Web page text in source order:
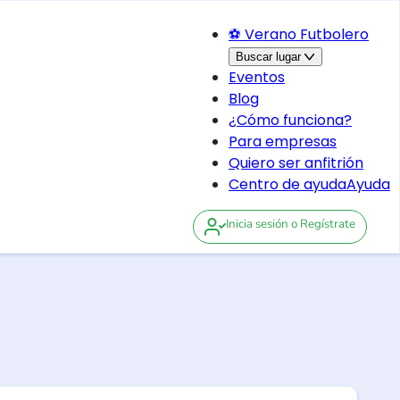
⚽ Verano Futbolero
Buscar lugar
Eventos
Blog
¿Cómo funciona?
Para empresas
Quiero ser anfitrión
Centro de ayudaAyuda
Inicia sesión o Regístrate